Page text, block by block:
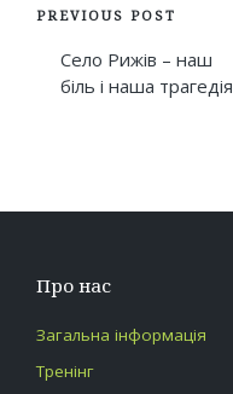
Post
navigation
PREVIOUS POST
Село Рижів – наш
біль і наша трагедія
Про нас
Загальна інформація
Тренінг